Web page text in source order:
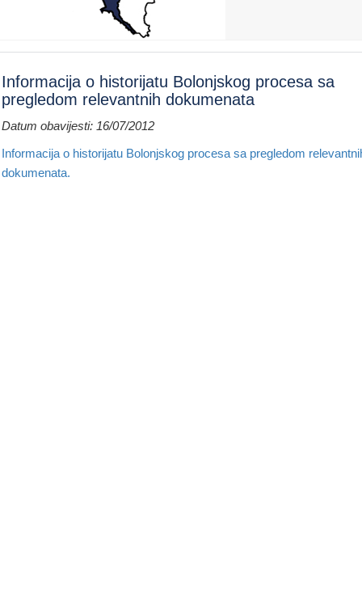
Informacija o historijatu Bolonjskog procesa sa
pregledom relevantnih dokumenata
Datum obavijesti: 16/07/2012
Informacija o historijatu Bolonjskog procesa sa pregledom
dokumenata.